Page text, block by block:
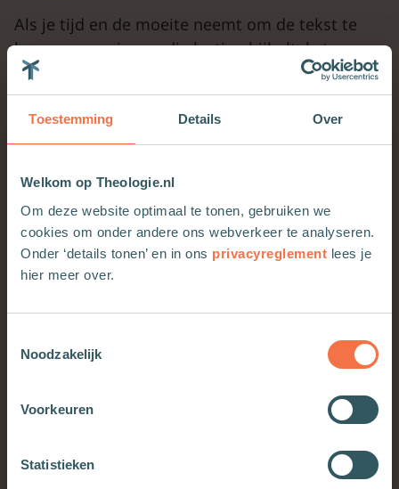
Toestemming Details Over
Welkom op Theologie.nl
Om deze website optimaal te tonen, gebruiken we
cookies om onder andere ons webverkeer te analyseren.
Onder ‘details tonen’ en in ons privacyreglement lees je
hier meer over.
Noodzakelijk
Voorkeuren
Statistieken
Als je tijd en de moeite neemt om de tekst te
bevragen, ga je van die lastige bijbelteksten
houden en leer je geen genoegen te nemen met
een snelle mening. Kun je jezelf ontdekken in de
verhalen, of horen hoe er tot jou gesproken
wordt. Dan ontdek je hoe het Woord vraagt om
Wie leeft met de verhalen, wie
durft te ervaren, worstelen en
Als kerken en pioniersplekken vinden we het
soms lastig om iets van mensen te eisen. We
dus we verlagen de drempels met veel liefde. En